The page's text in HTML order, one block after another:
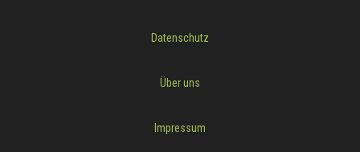
Datenschutz
Über uns
Impressum